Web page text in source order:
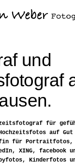
und
für
auf Gut
für Portraitfotos,
XING, facebook
Kinderfotos